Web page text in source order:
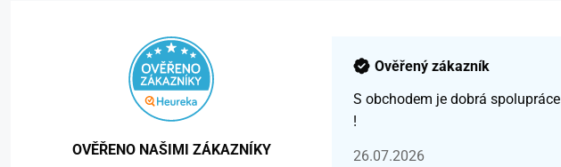
OVĚŘENO NAŠIMI ZÁKAZNÍKY
Ověřený zákazník
S obchodem je dobrá spolupráce
!
26.07.2026